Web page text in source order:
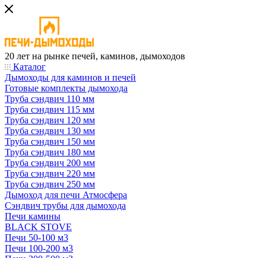
20 лет на рынке печей, каминов, дымоходов
Каталог
Дымоходы для каминов и печей
Готовые комплекты дымохода
Труба сэндвич 110 мм
Труба сэндвич 115 мм
Труба сэндвич 120 мм
Труба сэндвич 130 мм
Труба сэндвич 150 мм
Труба сэндвич 180 мм
Труба сэндвич 200 мм
Труба сэндвич 220 мм
Труба сэндвич 250 мм
Дымоход для печи Атмосфера
Сэндвич трубы для дымохода
Печи камины
BLACK STOVE
Печи 50-100 м3
Печи 100-200 м3